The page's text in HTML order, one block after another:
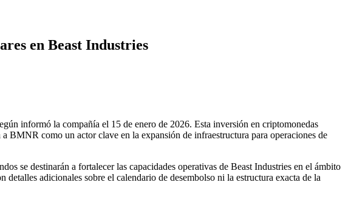
en Beast Industries
informó la compañía el 15 de enero de 2026. Esta inversión en criptomonedas
como un actor clave en la expansión de infraestructura para operaciones de
se destinarán a fortalecer las capacidades operativas de Beast Industries en el ámbito
adicionales sobre el calendario de desembolso ni la estructura exacta de la